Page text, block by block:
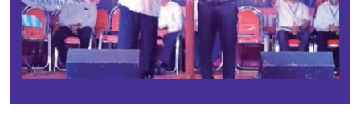
Health
Career
Bible verse